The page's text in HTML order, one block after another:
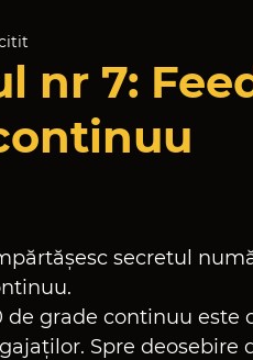
nr 7:
din 5 stele.
secretul
de grade continuu este
Spre